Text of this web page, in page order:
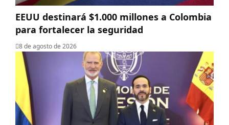
EEUU destinará $1.000 millones a Colombia
para fortalecer la seguridad
8 de agosto de 2026